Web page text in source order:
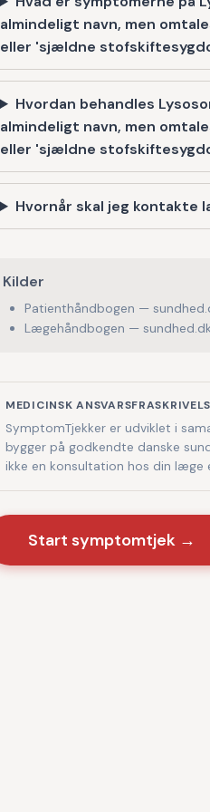
almindeligt navn, men
eller 'sjældne
Hvordan behandles
almindeligt navn, men
eller 'sjældne
Hvornår skal jeg kontakte
Kilder
Patienthåndbogen —
Lægehåndbogen —
MEDICINSK
SymptomTjekker er udviklet i
bygger på godkendte danske
ikke en konsultation hos din læge
Start symptomtjek →